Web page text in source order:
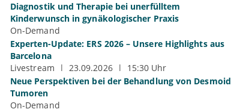
Diagnostik und Therapie bei unerfülltem
Kinderwunsch in gynäkologischer Praxis
On-Demand
Experten-Update: ERS 2026 – Unsere Highlights aus
Barcelona
Livestream
23.09.2026
15:30 Uhr
Neue Perspektiven bei der Behandlung von Desmoid
Tumoren
On-Demand